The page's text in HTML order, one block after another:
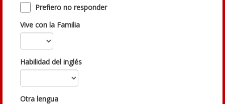
Prefiero no responder
Vive con la Familia
Habilidad del inglés
Otra lengua